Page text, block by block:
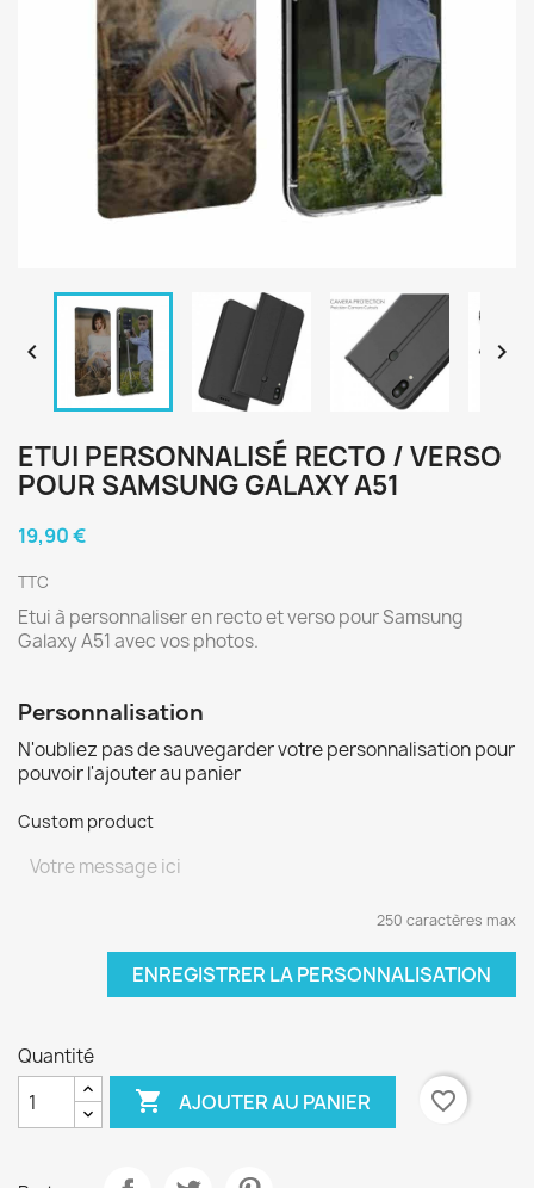
 
ETUI PERSONNALISÉ RECTO / VERSO
POUR SAMSUNG GALAXY A51
19,90 €
TTC
Etui à personnaliser en recto et verso pour Samsung
Galaxy A51 avec vos photos.
Personnalisation
N'oubliez pas de sauvegarder votre personnalisation pour
pouvoir l'ajouter au panier
Custom product
250 caractères max
ENREGISTRER LA PERSONNALISATION
Quantité
 AJOUTER AU PANIER favorite_border